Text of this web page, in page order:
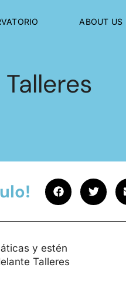
ABOUT US
y estén
Talleres